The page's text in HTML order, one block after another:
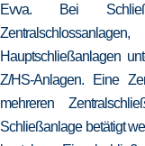
Evva. Bei
Hauptschließanlagen
Z/HS-Anlagen. Eine
mehreren
Schließanlage betätigt